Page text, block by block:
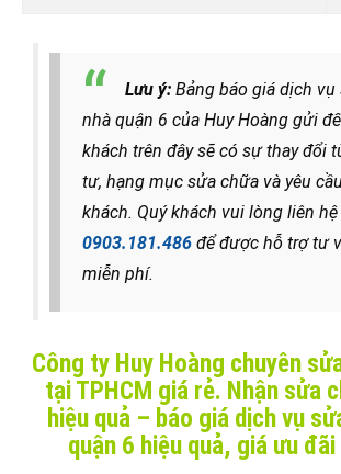
Lưu ý: Bảng báo giá dịch
nhà quận 6 của Huy Hoàng gửi
khách trên đây sẽ có sự thay đổi
tư, hạng mục sửa chữa và yêu
khách. Quý khách vui lòng liên hệ
0903.181.486 để được hỗ trợ tư
miễn phí.
Công ty Huy Hoàng chuyên
tại TPHCM giá rẻ. Nhận sửa
hiệu quả – báo giá dịch vụ
quận 6 hiệu quả, giá ưu